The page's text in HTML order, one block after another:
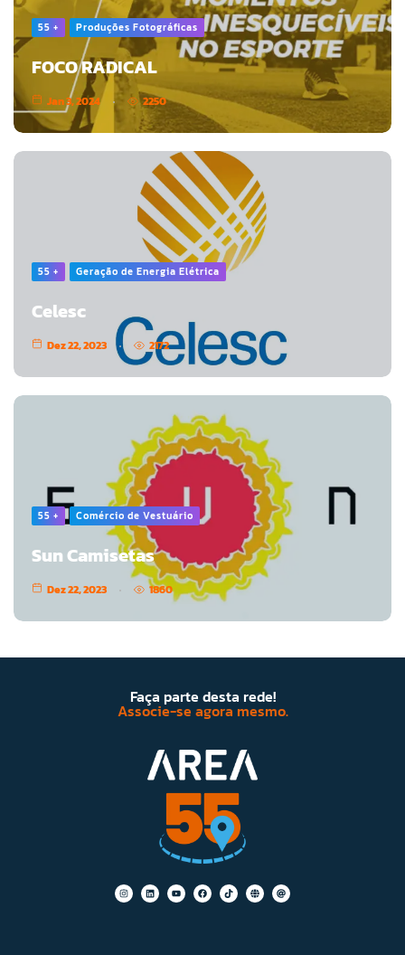
55 + Produções Fotográficas
FOCO RADICAL
Jan 3, 2024 2250
55 + Geração de Energia Elétrica
Celesc
Dez 22, 2023 2172
55 + Comércio de Vestuário
Sun Camisetas
Dez 22, 2023 1860
Faça parte desta rede!
Associe-se agora mesmo.